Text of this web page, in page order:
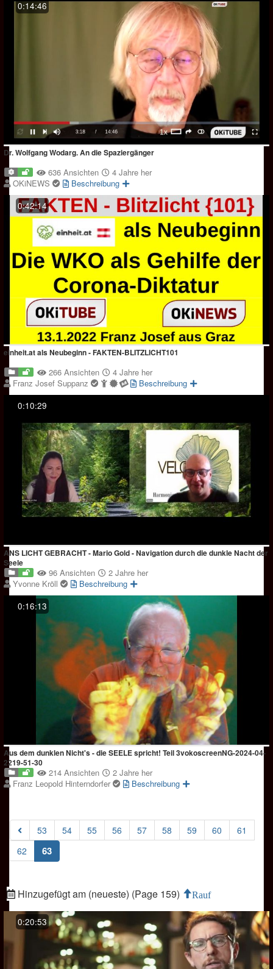
0:14:46
Dr. Wolfgang Wodarg. An die Spaziergänger
636 Ansichten
4 Jahre her
OKiNEWS
Beschreibung
0:42:14
einheit.at als Neubeginn - FAKTEN-BLITZLICHT101
266 Ansichten
4 Jahre her
Franz Josef Suppanz
Beschreibung
0:10:29
ANS LICHT GEBRACHT - Mario Gold - Navigation durch die dunkle Nacht der
Seele
96 Ansichten
2 Jahre her
Yvonne Kröll
Beschreibung
0:16:13
Aus dem dunklen Nicht's - die SEELE spricht! Teil 3vokoscreenNG-2024-04-
2219-51-30
214 Ansichten
2 Jahre her
Franz Leopold Hinterndorfer
Beschreibung
53 54 55 56 57 58 59 60
61
62
63(current)
Hinzugefügt am (neueste) (Page 159) Rauf
0:20:53